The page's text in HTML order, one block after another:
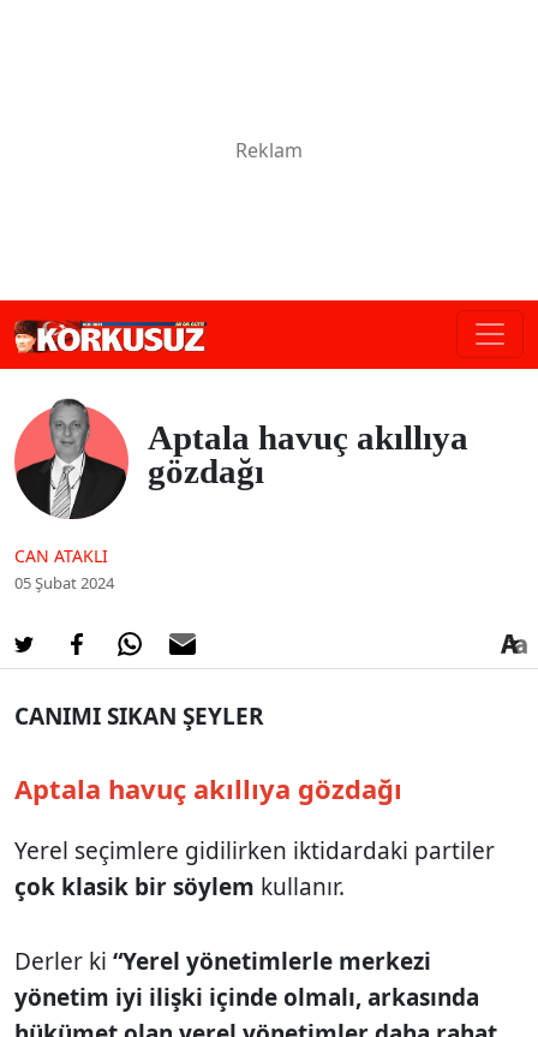
Aptala havuç akıllıya
gözdağı
CAN ATAKLI
05 Şubat 2024
CANIMI SIKAN ŞEYLER
Aptala havuç akıllıya gözdağı
Yerel seçimlere gidilirken iktidardaki partiler
çok klasik bir söylem kullanır.
Derler ki “Yerel yönetimlerle merkezi
yönetim iyi ilişki içinde olmalı, arkasında